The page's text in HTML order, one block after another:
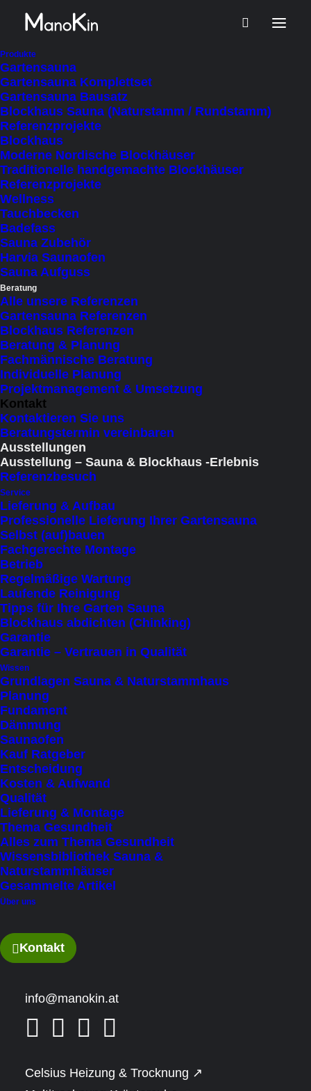
Produkte
Gartensauna
Gartensauna Komplettset
Gartensauna Bausatz
Blockhaus Sauna (Naturstamm / Rundstamm)
Referenzprojekte
Blockhaus
Moderne Nordische Blockhäuser
Traditionelle handgemachte Blockhäuser
Referenzprojekte
Wellness
Tauchbecken
Badefass
Sauna Zubehör
Harvia Saunaofen
Sauna Aufguss
Beratung
Alle unsere Referenzen
Gartensauna Referenzen
Blockhaus Referenzen
Beratung & Planung
Fachmännische Beratung
Individuelle Planung
Projektmanagement & Umsetzung
Kontakt
Kontaktieren Sie uns
Beratungstermin vereinbaren
Ausstellungen
Ausstellung – Sauna & Blockhaus -Erlebnis
Referenzbesuch
Service
Lieferung & Aufbau
Professionelle Lieferung Ihrer Gartensauna
Selbst (auf)bauen
Fachgerechte Montage
Betrieb
Regelmäßige Wartung
Laufende Reinigung
Tipps für Ihre Garten Sauna
Blockhaus abdichten (Chinking)
Garantie
Garantie – Vertrauen in Qualität
Wissen
Grundlagen Sauna & Naturstammhaus
Planung
Fundament
Dämmung
Saunaofen
Kauf Ratgeber
Entscheidung
Kosten & Aufwand
Qualität
Lieferung & Montage
Thema Gesundheit
Alles zum Thema Gesundheit
Wissensbibliothek Sauna &
Naturstammhäuser
Gesammelte Artikel
Über uns
Kontakt
info@manokin.at
Celsius Heizung & Trocknung ↗
Ausstellung – Sauna &
Blockhaus -Erlebnis
Ein klassisches Ausstellungsgelände mit
all unseren Sauna-Modellen? Das wäre
möglich, aber sehr kostspielig und würde
sich negativ auf die Preise auswirken.
Stattdessen bieten wir Ihnen die Chance,
unsere Saunen dort zu erleben, wo sie
wirklich genutzt werden – direkt bei
unseren zufriedenen Kunden. Gleichzeitig
ausgewählten Modellen, um Ihnen künftig
noch mehr Möglichkeiten zu bieten.
Ausstellung – Sauna & Blockhaus -Erlebnis
Erlebnis statt Ausstellung
Uns ist vollkommen klar, dass man vor der
Entscheidung, sich eine hochwertige
Naturstamm Ferienhaus, Almhütte oder
möchte. Hier finden Sie die Möglichkeiten,
die wir Ihnen aktuell anbieten können.